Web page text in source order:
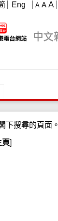
A A A
Eng
下搜尋的頁面。
頁]